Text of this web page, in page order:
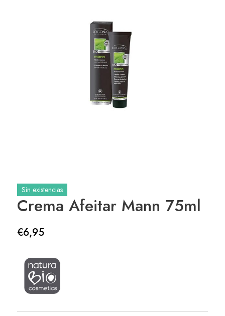
Crema Afeitar Mann 75ml
€6,95
Sin existencias